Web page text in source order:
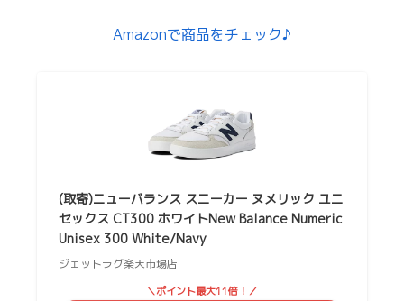
Amazonで商品をチェック♪
(取寄)ニューバランス スニーカー ヌメリック ユニ
セックス CT300 ホワイトNew Balance Numeric
Unisex 300 White/Navy
ジェットラグ楽天市場店
＼ポイント最大11倍！／